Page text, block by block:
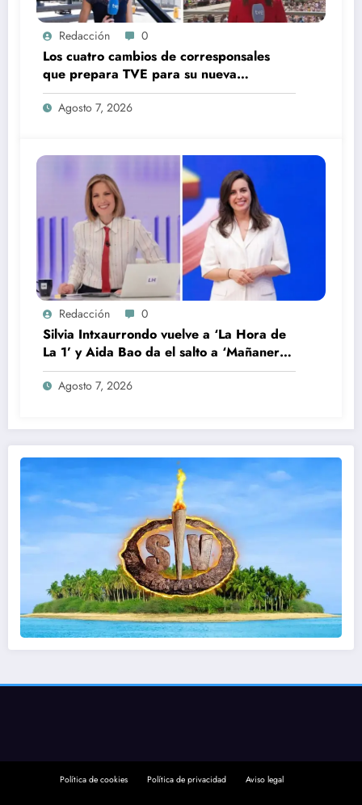
Redacción 0
Los cuatro cambios de corresponsales
que prepara TVE para su nueva
temporada
Agosto 7, 2026
Redacción 0
Silvia Intxaurrondo vuelve a ‘La Hora de
La 1’ y Aida Bao da el salto a ‘Mañaneros
360’
Agosto 7, 2026
Política de cookies Política de privacidad Aviso legal